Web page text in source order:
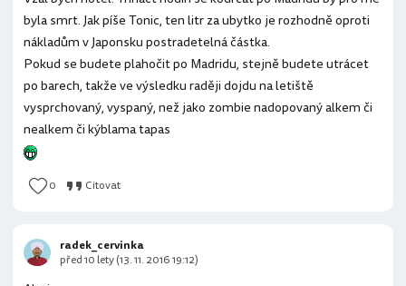
byla smrt. Jak píše Tonic, ten litr za ubytko je rozhodně oproti
nákladům v Japonsku postradetelná částka.
Pokud se budete plahočit po Madridu, stejně budete utrácet
po barech, takže ve výsledku raději dojdu na letiště
vysprchovaný, vyspaný, než jako zombie nadopovaný alkem či
nealkem či kýblama tapas
0 Citovat
radek_cervinka
před 10 lety (13. 11. 2016 19:12)